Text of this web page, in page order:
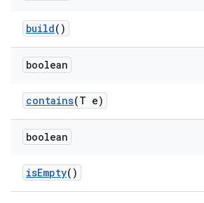
build()
boolean
contains(T e)
boolean
isEmpty()